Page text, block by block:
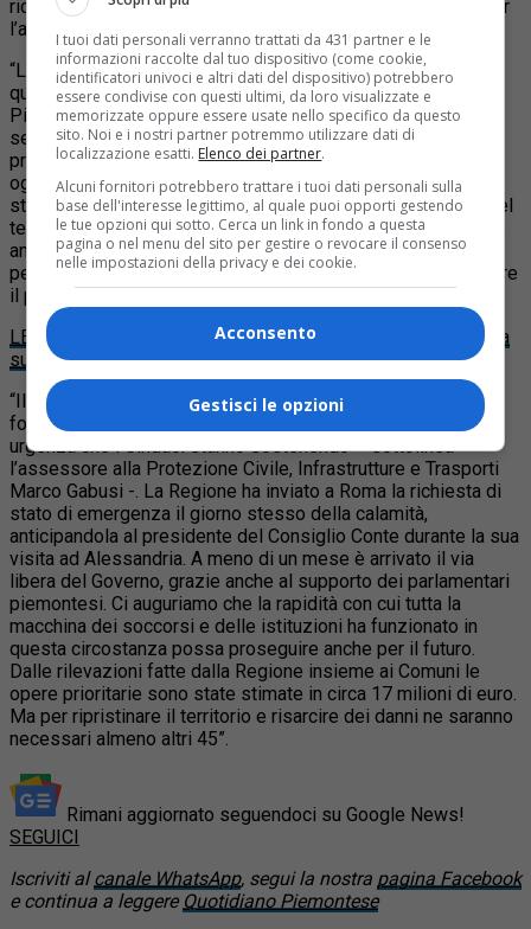
riconoscimento dello stato di emergenza ad Alessandria per
l’alluvione che ha colpito il Piemonte lo scorso 21 ottobre.
“La tristezza per quanto è successo e per le due vittime di
questa alluvione arrivata a 25 anni da quella che colpì il
Piemonte nel 1994 è grande, ma la nostra è una terra che ha
sempre reagito con forza e coraggio – commenta il
presidente della Regione Alberto Cirio -. Quella che arriva
oggi da Roma è una buona notizia che ci consentirà di avere
strumenti e risorse per la messa in sicurezza più urgente del
territorio. In queste ore il pensiero non può, però, non andare
anche al Veneto e a Venezia. Ho sentito il governatore Zaia
per esprimere la nostra vicinanza. Il Piemonte è pronto a dare
il proprio supporto”.
LEGGI ANCHE Un morto a Capriata – la situazione aggiornata
sull’alluvione ad Alessandria e in Piemonte
“Il riconoscimento dello stato di emergenza è un atto
fondamentale per rendere possibili gli interventi di somma
urgenza che i Sindaci stanno sostenendo – sottolinea
l’assessore alla Protezione Civile, Infrastrutture e Trasporti
Marco Gabusi -. La Regione ha inviato a Roma la richiesta di
stato di emergenza il giorno stesso della calamità,
anticipandola al presidente del Consiglio Conte durante la sua
visita ad Alessandria. A meno di un mese è arrivato il via
libera del Governo, grazie anche al supporto dei parlamentari
piemontesi. Ci auguriamo che la rapidità con cui tutta la
macchina dei soccorsi e delle istituzioni ha funzionato in
questa circostanza possa proseguire anche per il futuro.
Dalle rilevazioni fatte dalla Regione insieme ai Comuni le
opere prioritarie sono state stimate in circa 17 milioni di euro.
Ma per ripristinare il territorio e risarcire dei danni ne saranno
necessari almeno altri 45”.
Rimani aggiornato seguendoci su Google News!
SEGUICI
Iscriviti alcanale WhatsApp, segui la nostra pagina Facebook
e continua a leggere Quotidiano Piemontese
I tuoi dati personali verranno trattati da 431 partner e le
informazioni raccolte dal tuo dispositivo (come cookie,
identificatori univoci e altri dati del dispositivo) potrebbero
essere condivise con questi ultimi, da loro visualizzate e
memorizzate oppure essere usate nello specifico da questo
sito. Noi e i nostri partner potremmo utilizzare dati di
localizzazione esatti. Elenco dei partner.
Alcuni fornitori potrebbero trattare i tuoi dati personali sulla
base dell'interesse legittimo, al quale puoi opporti gestendo
le tue opzioni qui sotto. Cerca un link in fondo a questa
pagina o nel menu del sito per gestire o revocare il consenso
nelle impostazioni della privacy e dei cookie.
Acconsento
Gestisci le opzioni